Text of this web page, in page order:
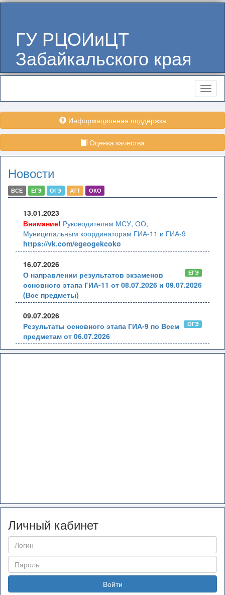
ГУ РЦОИиЦТ
Забайкальского края
Меню
Информационная поддержка
Оценка качества
Новости
ВСЕ ЕГЭ ОГЭ АТТ ОКО
13.01.2023
Внимание! Руководителям МСУ, ОО,
Муниципальным координаторам ГИА-11 и ГИА-9
https://vk.com/egeogekcoko
16.07.2026
ЕГЭ
О направлении результатов экзаменов
основного этапа ГИА-11 от 08.07.2026 и 09.07.2026
(Все предметы)
09.07.2026
ОГЭ
Результаты основного этапа ГИА-9 по Всем
предметам от 06.07.2026
Личный кабинет
Войти